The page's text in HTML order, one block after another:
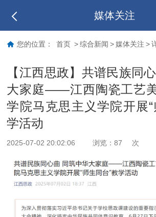
媒体关注
您的位置： 首页 > 综合新闻 > 媒体关注 >
【江西思政】共谱民族同
大家庭——江西陶瓷工艺
学院马克思主义学院开展
学活动
2025-07-02 20:02:06 浏览：87 次